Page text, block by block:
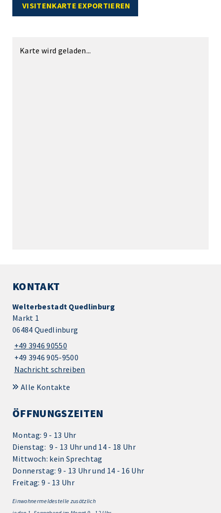
VISITENKARTE EXPORTIEREN
Karte wird geladen...
KONTAKT
Welterbestadt Quedlinburg
Markt 1
06484 Quedlinburg
+49 3946 90550
+49 3946 905-9500
Nachricht schreiben
Alle Kontakte
ÖFFNUNGSZEITEN
Montag: 9 - 13 Uhr
Dienstag: 9 - 13 Uhr und 14 - 18 Uhr
Mittwoch: kein Sprechtag
Donnerstag: 9 - 13 Uhr und 14 - 16 Uhr
Freitag: 9 - 13 Uhr
Einwohnermeldestelle zusätzlich